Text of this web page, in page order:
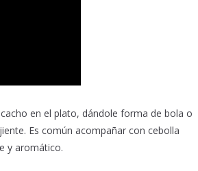
en el plato, dándole forma de bola o
Es común acompañar con cebolla
y aromático.